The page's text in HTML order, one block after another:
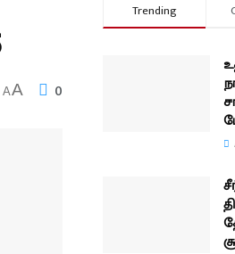
AA 0
Trending